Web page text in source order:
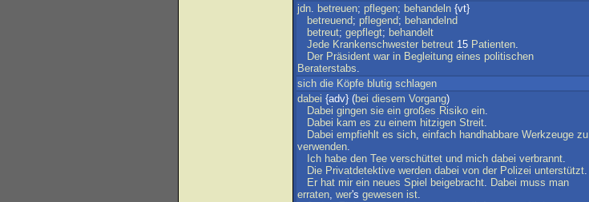
jdn. betreuen; pflegen; behandeln {vt}
betreuend; pflegend; behandelnd
betreut; gepflegt; behandelt
Jede Krankenschwester betreut 15 Patienten.
Der Präsident war in Begleitung eines politischen
Beraterstabs.
sich die Köpfe blutig schlagen
dabei {adv} (bei diesem Vorgang)
Dabei gingen sie ein großes Risiko ein.
Dabei kam es zu einem hitzigen Streit.
Dabei empfiehlt es sich, einfach handhabbare Werkzeuge zu
verwenden.
Ich habe den Tee verschüttet und mich dabei verbrannt.
Die Privatdetektive werden dabei von der Polizei unterstützt.
Er hat mir ein neues Spiel beigebracht. Dabei muss man
erraten, wer's gewesen ist.